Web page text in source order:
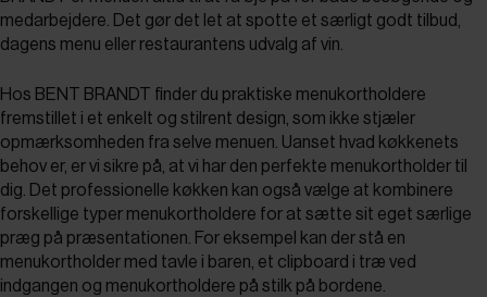
medarbejdere. Det gør det let at spotte et særligt godt tilbud,
dagens menu eller restaurantens udvalg af vin.
Hos BENT BRANDT finder du praktiske menukortholdere
fremstillet i et enkelt og stilrent design, som ikke stjæler
opmærksomheden fra selve menuen. Uanset hvad køkkenets
behov er, er vi sikre på, at vi har den perfekte menukortholder til
dig. Det professionelle køkken kan også vælge at kombinere
forskellige typer menukortholdere for at sætte sit eget særlige
præg på præsentationen. For eksempel kan der stå en
menukortholder med tavle i baren, et clipboard i træ ved
indgangen og menukortholdere på stilk på bordene.